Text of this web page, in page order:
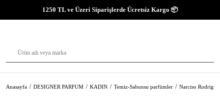
1250 TL ve Üzeri Siparişlerde Ücretsiz Kargo 📦
Anasayfa DESIGNER PARFUM KADIN Temiz-Sabunsu parfümler Narciso